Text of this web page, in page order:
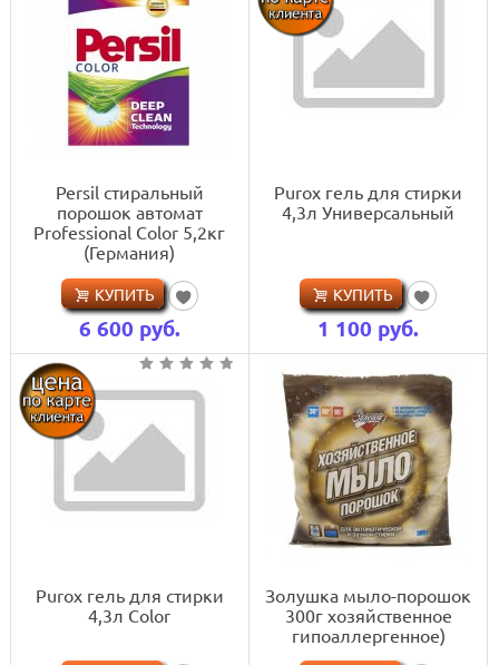
Persil стиральный
порошок автомат
Professional Color 5,2кг
(Германия)
КУПИТЬ
6 600 руб.
Purox гель для стирки
4,3л Универсальный
КУПИТЬ
1 100 руб.
Purox гель для стирки
4,3л Color
Золушка мыло-порошок
300г хозяйственное
гипоаллергенное)